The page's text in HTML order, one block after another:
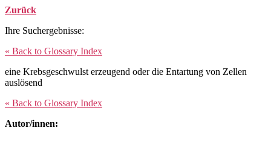
Zurück
Ihre Suchergebnisse:
« Back to Glossary Index
eine Krebsgeschwulst erzeugend oder die Entartung von Zellen
auslösend
« Back to Glossary Index
Autor/innen: